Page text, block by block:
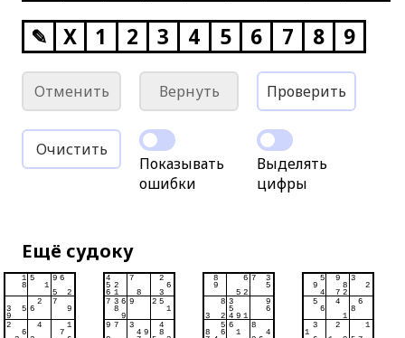
✎ X 1 2 3 4 5 6 7 8 9
Отменить Вернуть Проверить
Очистить
Показывать
ошибки
Выделять
цифры
Ещё судоку